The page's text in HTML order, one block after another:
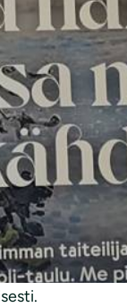
piiri ry ovat
Kolin
sillä, että
Järjestöjen